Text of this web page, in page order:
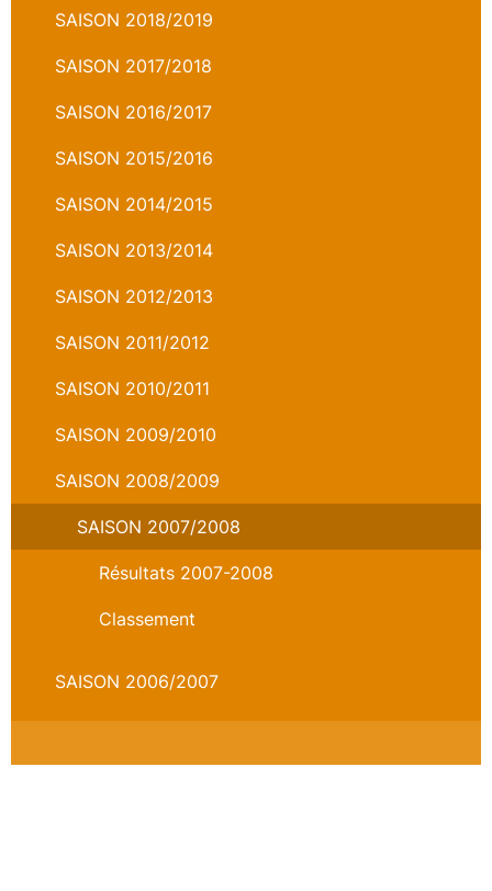
SAISON 2018/2019
SAISON 2017/2018
SAISON 2016/2017
SAISON 2015/2016
SAISON 2014/2015
SAISON 2013/2014
SAISON 2012/2013
SAISON 2011/2012
SAISON 2010/2011
SAISON 2009/2010
SAISON 2008/2009
SAISON 2007/2008
Résultats 2007-2008
Classement
SAISON 2006/2007